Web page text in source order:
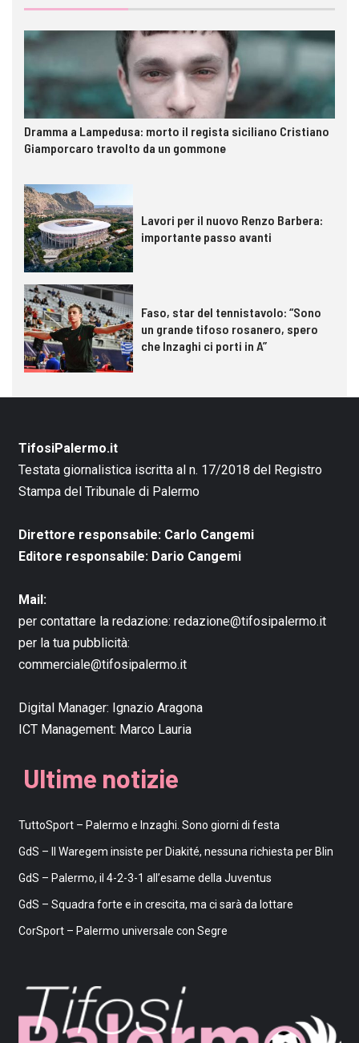
Dramma a Lampedusa: morto il regista siciliano Cristiano
Giamporcaro travolto da un gommone
Lavori per il nuovo Renzo Barbera:
importante passo avanti
Faso, star del tennistavolo: “Sono
un grande tifoso rosanero, spero
che Inzaghi ci porti in A”
TifosiPalermo.it
Testata giornalistica iscritta al n. 17/2018 del Registro
Stampa del Tribunale di Palermo
Direttore responsabile: Carlo Cangemi
Editore responsabile: Dario Cangemi
Mail:
per contattare la redazione: redazione@tifosipalermo.it
per la tua pubblicità:
commerciale@tifosipalermo.it
Digital Manager: Ignazio Aragona
ICT Management: Marco Lauria
Ultime notizie
TuttoSport – Palermo e Inzaghi. Sono giorni di festa
GdS – Il Waregem insiste per Diakité, nessuna richiesta per Blin
GdS – Palermo, il 4-2-3-1 all’esame della Juventus
GdS – Squadra forte e in crescita, ma ci sarà da lottare
CorSport – Palermo universale con Segre